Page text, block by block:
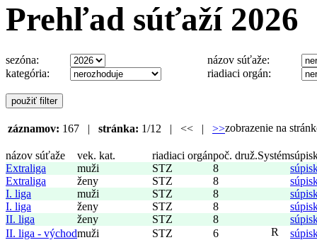
Prehľad súťaží 2026
sezóna:
názov súťaže:
kategória:
riadiaci orgán:
záznamov: 167 | stránka: 1/12 | << | >>zobrazenie na
názov súťaže vek. kat. riadiaci orgánpoč. druž.Systém
Extraliga
muži STZ 8
Extraliga
ženy STZ 8
I. liga
muži STZ 8
I. liga
ženy STZ 8
II. liga
ženy STZ 8
II. liga - východmuži STZ 6 R